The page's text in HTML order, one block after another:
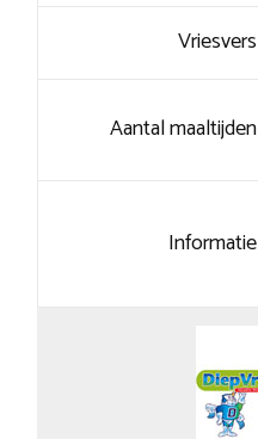
Vriesvers
Aantal maaltijden
Informatie